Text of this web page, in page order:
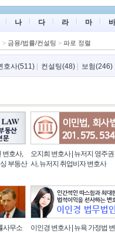
나 다 라 마 바
> 금융/법률/컨설팅 > 파로 정렬
호사(511) 컨설팅(48) 보험(246)
변호사,
부동산
오지희 변호사 | 뉴저지 영주
사, 뉴저지 취업비자 변호사
사무소
이인경 변호사 | 뉴욕 가정법